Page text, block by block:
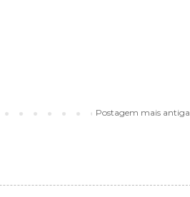
Postagem mais antiga